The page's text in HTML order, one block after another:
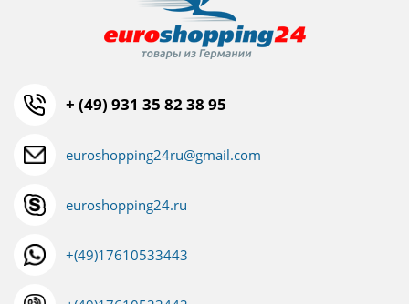
+ (49) 931 35 82 38 95
euroshopping24ru@gmail.com
euroshopping24.ru
+(49)17610533443